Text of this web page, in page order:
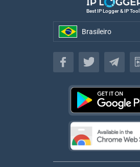
Best IP Logger & IP
Brasileiro
Brasileiro